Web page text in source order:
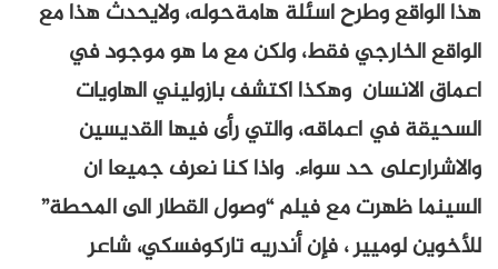
هذا الواقع وطرح اسئلة هامةحوله، ولايحدث هذا مع
الواقع الخارجي فقط، ولكن مع ما هو موجود في
اعماق الانسان وهكذا اكتشف بازوليني الهاويات
السحيقة في اعماقه، والتي رأى فيها القديسين
والاشرارعلى حد سواء. واذا كنا نعرف جميعا ان
السينما ظهرت مع فيلم “وصول القطار الى المحطة”
للأخوين لوميير ، فإن أندريه تاركوفسكي، شاعر